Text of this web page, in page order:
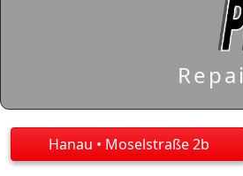
Hanau • Moselstraße 2b